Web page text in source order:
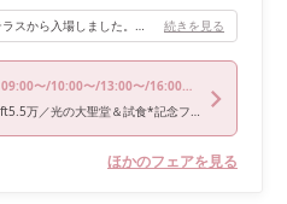
再入場の際は、扉からではなく、テラスから入場しました。みんなからも好評でした。 天上も開け閉めできるので、演出によって雰囲気をかえれたのが良かったです。 続きを見る
09:00〜/10:00〜/13:00〜/16:00〜/17:00〜
お盆BIG＼8大特典＆Gift5.5万／光の大聖堂＆試食*記念フォト
ほかのフェアを見る